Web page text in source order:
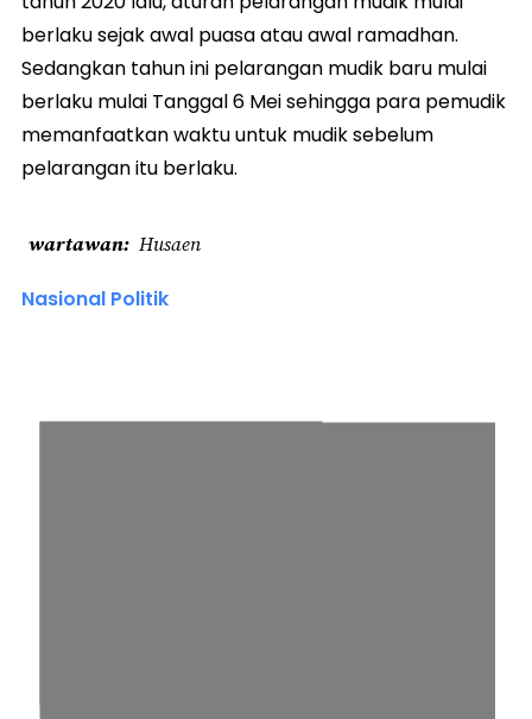
berlaku sejak awal puasa atau awal ramadhan.
Sedangkan tahun ini pelarangan mudik baru mulai
berlaku mulai Tanggal 6 Mei sehingga para pemudik
memanfaatkan waktu untuk mudik sebelum
pelarangan itu berlaku.
wartawan Husaen
Nasional Politik